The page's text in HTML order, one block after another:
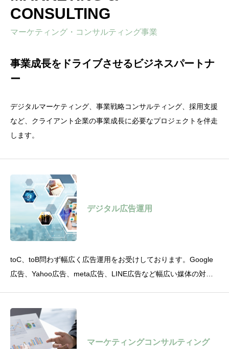
CONSULTING
マーケティング・コンサルティング事業
事業成長をドライブさせるビジネスパートナ
ー
デジタルマーケティング、事業戦略コンサルティング、採用支援
など、クライアント企業の事業成長に必要なプロジェクトを伴走
します。
デジタル広告運用
toC、toB問わず幅広く広告運用をお受けしております。Google
広告、Yahoo広告、meta広告、LINE広告など幅広い媒体の対応
マーケティングコンサルティング